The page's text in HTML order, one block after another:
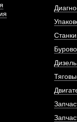
(40*50*45)
ПОД